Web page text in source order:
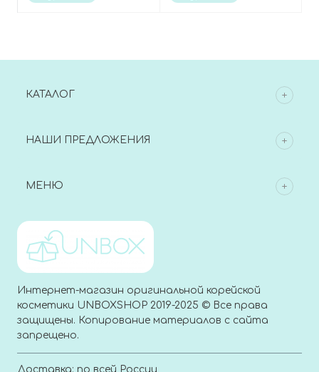
КАТАЛОГ
НАШИ ПРЕДЛОЖЕНИЯ
МЕНЮ
Интернет-магазин оригинальной корейской
косметики UNBOXSHOP 2019-2025 © Все права
защищены. Копирование материалов с сайта
запрещено.
Доставка: по всей России